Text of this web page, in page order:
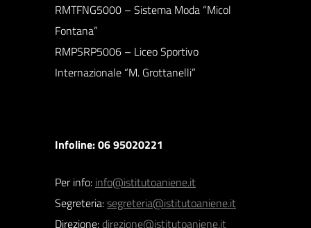
RMTFNG5000 – Sistema Moda “Micol
Fontana”
RMPSRP5006 – Liceo Sportivo
Internazionale “M. Grottanelli”
Infoline: 06 95020221
Per info: info@istitutoaniene.it
Segreteria:segreteria@istitutoaniene.it
Direzione: direzione@istitutoaniene.it